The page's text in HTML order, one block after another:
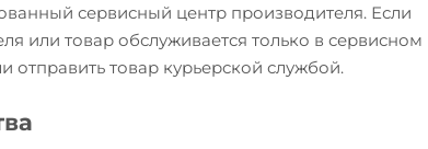
сервисный центр производителя. Если
или товар обслуживается только в сервисном
отправить товар курьерской службой.